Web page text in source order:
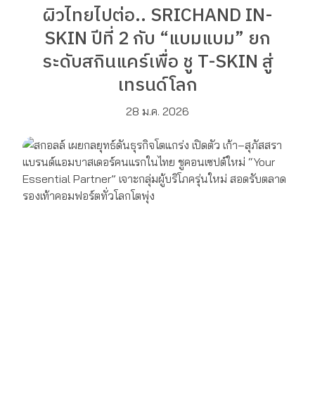
ผิวไทยไปต่อ.. SRICHAND IN-
SKIN ปีที่ 2 กับ “แบมแบม” ยก
ระดับสกินแคร์เพื่อ ชู T-SKIN สู่
เทรนด์โลก
28 ม.ค. 2026